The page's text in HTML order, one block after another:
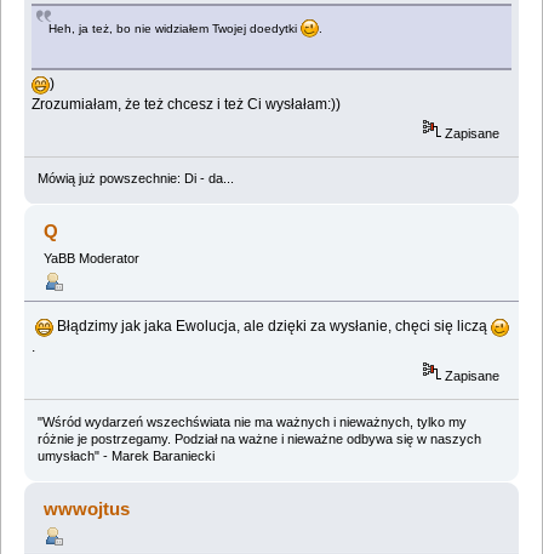
Heh, ja też, bo nie widziałem Twojej doedytki
)
Zrozumiałam, że też chcesz i też Ci wysłałam:))
Zapisane
Mówią już powszechnie: Di - da...
Q
YaBB Moderator
Błądzimy jak jaka Ewolucja, ale dzięki za wysłanie, chęci się liczą
.
Zapisane
"Wśród wydarzeń wszechświata nie ma ważnych i nieważnych, tylko my
różnie je postrzegamy. Podział na ważne i nieważne odbywa się w naszych
umysłach" - Marek Baraniecki
wwwojtus